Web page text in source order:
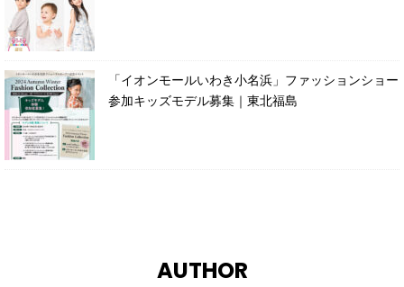
「イオンモールいわき小名浜」ファッションショー
参加キッズモデル募集｜東北福島
AUTHOR